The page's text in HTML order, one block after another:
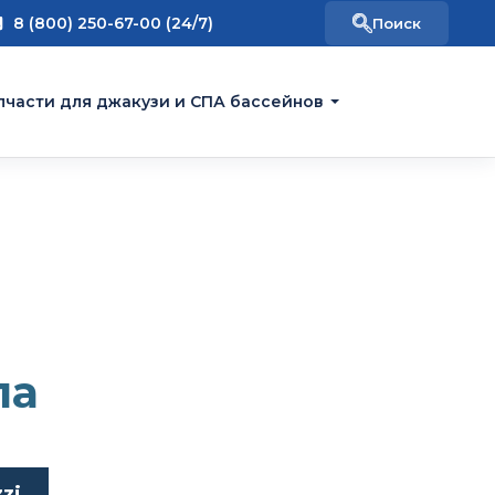
8 (800) 250-67-00 (24/7)
для джакузи и СПА бассейнов